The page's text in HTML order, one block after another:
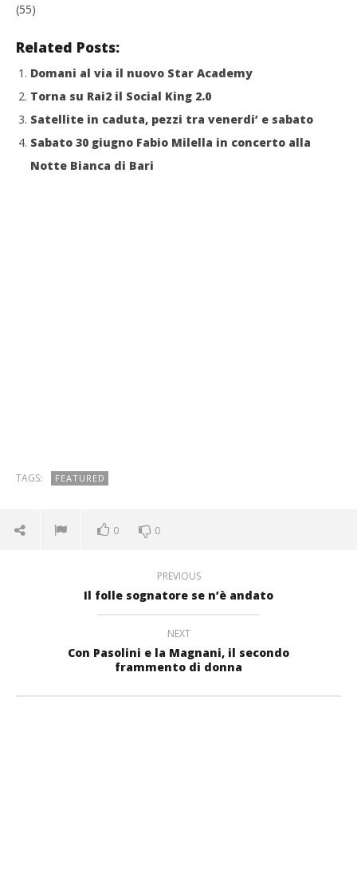
(55)
Related Posts:
Domani al via il nuovo Star Academy
Torna su Rai2 il Social King 2.0
Satellite in caduta, pezzi tra venerdi’ e sabato
Sabato 30 giugno Fabio Milella in concerto alla
Notte Bianca di Bari
TAGS: FEATURED
0 0
PREVIOUS
Il folle sognatore se n’è andato
NEXT
Con Pasolini e la Magnani, il secondo
frammento di donna